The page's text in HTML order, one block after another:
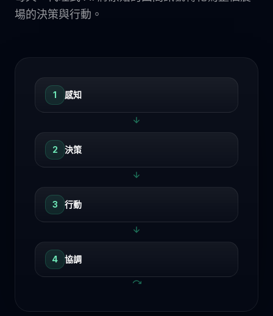
場的決策與行動。
1 感知
2 決策
3 行動
4 協調